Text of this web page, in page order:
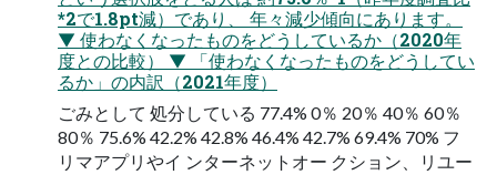
*2で1.8pt減）であり、 年々減少傾向にあります。
▼ 使わなくなったものをどうしているか（2020年
度との⽐較） ▼ 「使わなくなったものをどうしてい
るか」の内訳（2021年度）
ごみとして 処分している 77.4% 0％ 20％ 40％ 60％
80％ 75.6% 42.2% 42.8% 46.4% 42.7% 69.4% 70% フ
リマアプリやイ ンターネットオー クション、リユー